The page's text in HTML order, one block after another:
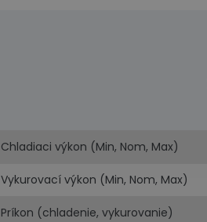
Chladiaci výkon (Min, Nom, Max)
Vykurovací výkon (Min, Nom, Max)
Príkon (chladenie, vykurovanie)